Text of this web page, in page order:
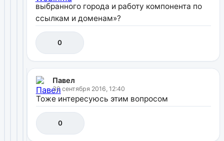
выбранного города и работу компонента по
ссылкам и доменам»?
0
Павел
30 сентября 2016, 12:40
Тоже интересуюсь этим вопросом
0